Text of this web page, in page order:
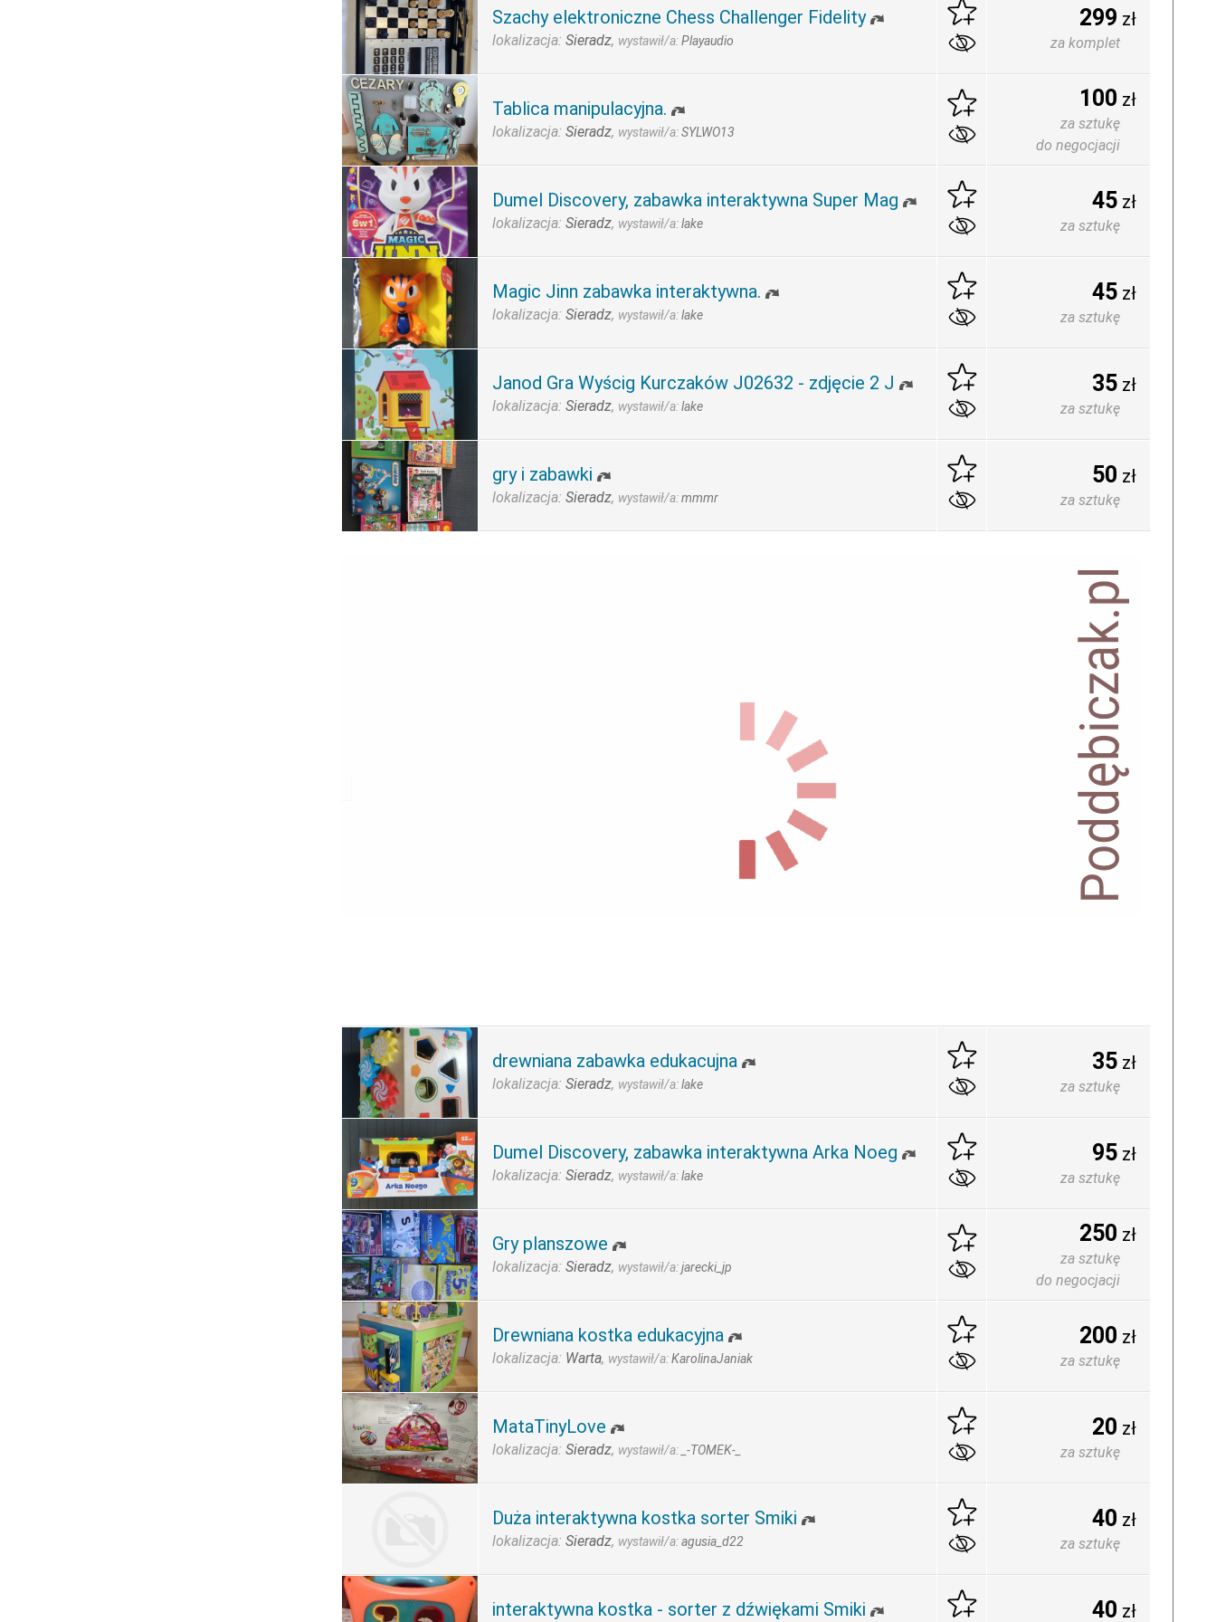
Szachy elektroniczne Chess Challenger Fidelity
lokalizacja: Sieradz, wystawił/a:Playaudio
299 zł
za komplet
Tablica manipulacyjna.
lokalizacja: Sieradz, wystawił/a:SYLWO13
100 zł
za sztukę
do negocjacji
Dumel Discovery, zabawka interaktywna Super Mag
lokalizacja: Sieradz, wystawił/a:lake
45 zł
za sztukę
Magic Jinn zabawka interaktywna.
lokalizacja: Sieradz, wystawił/a:lake
45 zł
za sztukę
Janod Gra Wyścig Kurczaków J02632 - zdjęcie 2 J
lokalizacja: Sieradz, wystawił/a:lake
35 zł
za sztukę
gry i zabawki
lokalizacja: Sieradz, wystawił/a:mmmr
50 zł
za sztukę
drewniana zabawka edukacujna
lokalizacja: Sieradz, wystawił/a:lake
35 zł
za sztukę
Dumel Discovery, zabawka interaktywna Arka Noeg
lokalizacja: Sieradz, wystawił/a:lake
95 zł
za sztukę
Gry planszowe
lokalizacja: Sieradz, wystawił/a:jarecki_jp
250 zł
za sztukę
do negocjacji
Drewniana kostka edukacyjna
lokalizacja: Warta, wystawił/a:KarolinaJaniak
200 zł
za sztukę
MataTinyLove
lokalizacja: Sieradz, wystawił/a: _-TOMEK-_
20 zł
za sztukę
Duża interaktywna kostka sorter Smiki
lokalizacja: Sieradz, wystawił/a:agusia_d22
40 zł
za sztukę
interaktywna kostka - sorter z dźwiękami Smiki 40 zł